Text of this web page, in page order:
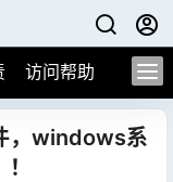
访问帮助
，windows系